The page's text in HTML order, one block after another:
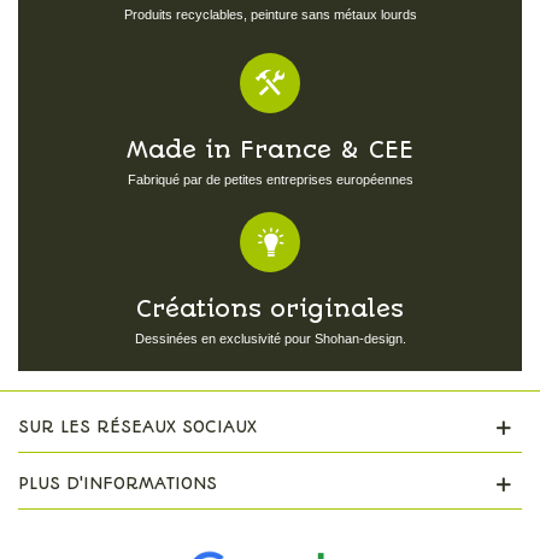
Produits recyclables, peinture sans métaux lourds
Made in France & CEE
Fabriqué par de petites entreprises européennes
Créations originales
Dessinées en exclusivité pour Shohan-design.
SUR LES RÉSEAUX SOCIAUX
PLUS D'INFORMATIONS